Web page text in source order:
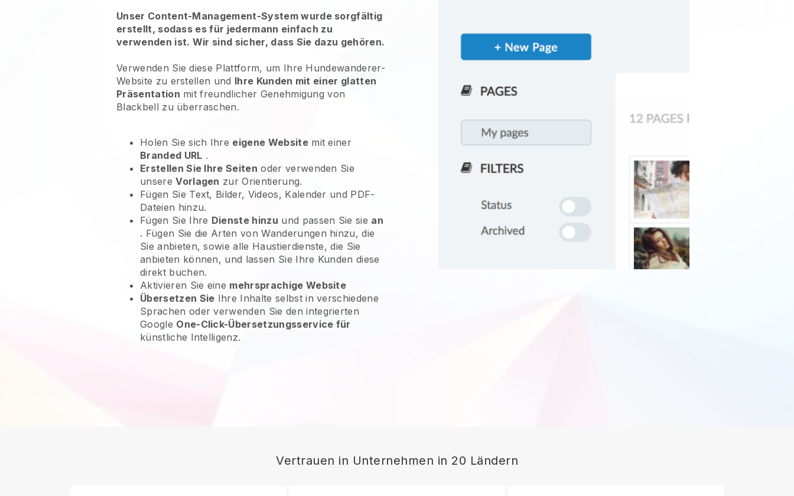
Unser Content-Management-System wurde sorgfältig
erstellt, sodass es für jedermann einfach zu
verwenden ist. Wir sind sicher, dass Sie dazu gehören.
Verwenden Sie diese Plattform, um Ihre Hundewanderer-
Website zu erstellen und Ihre Kunden mit einer glatten
Präsentation mit freundlicher Genehmigung von
Blackbell zu überraschen.
Holen Sie sich Ihre eigene Websitemit einer
Branded URL .
Erstellen Sie Ihre Seiten oder verwenden Sie
unsereVorlagen zur Orientierung.
Fügen Sie Text, Bilder, Videos, Kalender und PDF-
Dateien hinzu.
Fügen Sie Ihre Dienste hinzu und passen Sie sie an
. Fügen Sie die Arten von Wanderungen hinzu, die
Sie anbieten, sowie alle Haustierdienste, die Sie
anbieten können, und lassen Sie Ihre Kunden diese
direkt buchen.
Aktivieren Sie eine mehrsprachige Website
Übersetzen Sie Ihre Inhalte selbst in verschiedene
Sprachen oder verwenden Sie den integrierten
Google One-Click-Übersetzungsservice für
künstliche Intelligenz.
Vertrauen in Unternehmen in 20 Ländern